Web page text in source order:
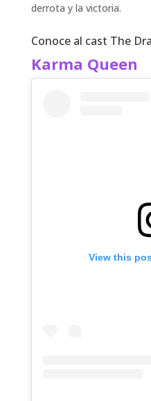
derrota y la victoria.
Conoce al cast The
Karma Queen
View this